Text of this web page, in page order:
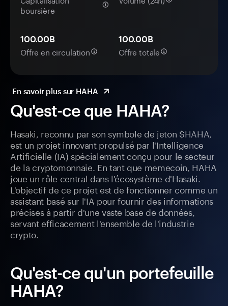
Qu'est-ce que HAHA?
Hasaki, reconnu par son symbole de jeton $HAHA,
est un projet innovant propulsé par l'Intelligence
Artificielle (IA) spécialement conçu pour le secteur
de la cryptomonnaie. En tant que memecoin, HAHA
joue un rôle central dans l'écosystème d'Hasaki.
L'objectif de ce projet est de fonctionner comme un
assistant basé sur l'IA pour fournir des informations
précises à partir d'une vaste base de données,
servant efficacement l'ensemble de l'industrie
crypto.
Qu'est-ce qu'un portefeuille
HAHA?
boursière
100.00B
Offre en circulation
100.00B
Offre totale
En savoir plus sur HAHA